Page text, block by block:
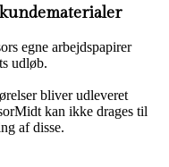
egne arbejdspapirer
udløb.
bliver udleveret
kan ikke drages til
af disse.